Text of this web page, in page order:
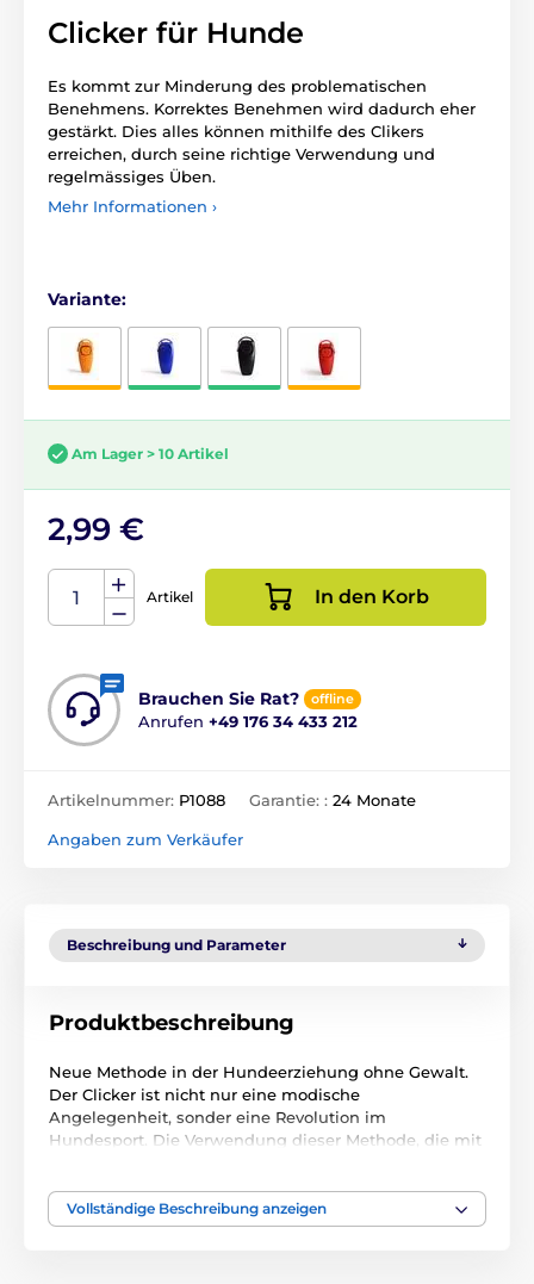
Clicker für Hunde
Es kommt zur Minderung des problematischen
Benehmens. Korrektes Benehmen wird dadurch eher
gestärkt. Dies alles können mithilfe des Clikers
erreichen, durch seine richtige Verwendung und
regelmässiges Üben.
Mehr Informationen ›
Variante:
Am Lager > 10 Artikel
2,99 €
Artikel In den Korb
Brauchen Sie Rat? offline
Anrufen +49 176 34 433 212
Artikelnummer: P1088 Garantie: : 24 Monate
Angaben zum Verkäufer
Beschreibung und Parameter
Produktbeschreibung
Neue Methode in der Hundeerziehung ohne Gewalt.
Der Clicker ist nicht nur eine modische
Angelegenheit, sonder eine Revolution im
Hundesport. Die Verwendung dieser Methode, die mit
Tiere und ermöglicht eine völlig neue Form der
Zusammenarbeit zw. Hund und Menschen. Mit dem
Vollständige Beschreibung anzeigen